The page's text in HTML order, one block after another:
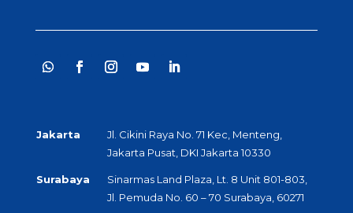
Jakarta
Jl. Cikini Raya No. 71 Kec, Menteng,
Jakarta Pusat, DKI Jakarta 10330
Surabaya
Sinarmas Land Plaza, Lt. 8 Unit 801-803,
Jl. Pemuda No. 60 – 70 Surabaya, 60271